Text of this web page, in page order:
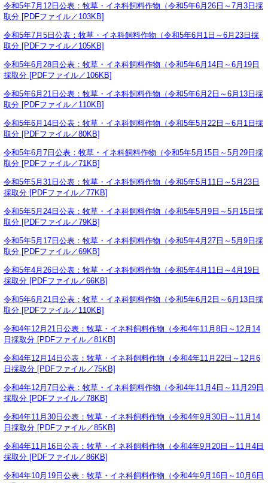
令和5年7月12日公表：牧草・イネ科飼料作物（令和5年6月26日～7月3日採
取分 [PDFファイル／103KB]
令和5年7月5日公表：牧草・イネ科飼料作物（令和5年6月1日～6月23日採
取分 [PDFファイル／105KB]
令和5年6月28日公表：牧草・イネ科飼料作物（令和5年6月14日～6月19日
採取分 [PDFファイル／106KB]
令和5年6月21日公表：牧草・イネ科飼料作物（令和5年6月2日～6月13日採
取分 [PDFファイル／110KB]
令和5年6月14日公表：牧草・イネ科飼料作物（令和5年5月22日～6月1日採
取分 [PDFファイル／80KB]
令和5年6月7日公表：牧草・イネ科飼料作物（令和5年5月15日～5月29日採
取分 [PDFファイル／71KB]
令和5年5月31日公表：牧草・イネ科飼料作物（令和5年5月11日～5月23日
採取分 [PDFファイル／77KB]
令和5年5月24日公表：牧草・イネ科飼料作物（令和5年5月9日～5月15日採
取分 [PDFファイル／79KB]
令和5年5月17日公表：牧草・イネ科飼料作物（令和5年4月27日～5月9日採
取分 [PDFファイル／69KB]
令和5年4月26日公表：牧草・イネ科飼料作物（令和5年4月11日～4月19日
採取分 [PDFファイル／66KB]
令和5年6月21日公表：牧草・イネ科飼料作物（令和5年6月2日～6月13日採
取分 [PDFファイル／110KB]
令和4年12月21日公表：牧草・イネ科飼料作物（令和4年11月8日～12月14
日採取分 [PDFファイル／81KB]
令和4年12月14日公表：牧草・イネ科飼料作物（令和4年11月22日～12月6
日採取分 [PDFファイル／75KB]
令和4年12月7日公表：牧草・イネ科飼料作物（令和4年11月4日～11月29日
採取分 [PDFファイル／78KB]
令和4年11月30日公表：牧草・イネ科飼料作物（令和4年9月30日～11月14
日採取分 [PDFファイル／85KB]
令和4年11月16日公表：牧草・イネ科飼料作物（令和4年9月20日～11月4日
採取分 [PDFファイル／86KB]
令和4年10月19日公表：牧草・イネ科飼料作物（令和4年9月16日～10月6日